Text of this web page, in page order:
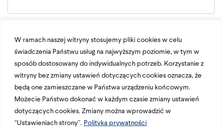
W ramach naszej witryny stosujemy pliki cookies w celu
świadczenia Państwu usług na najwyższym poziomie, w tym w
sposób dostosowany do indywidualnych potrzeb. Korzystanie z
witryny bez zmiany ustawień dotyczących cookies oznacza, że
będą one zamieszczane w Państwa urządzeniu końcowym.
Możecie Państwo dokonać w każdym czasie zmiany ustawień
dotyczących cookies. Zmiany można wprowadzić w
“Ustawieniach strony”. Polityka prywatności